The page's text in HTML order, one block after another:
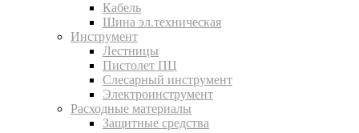
Кабель
Шина эл.техническая
Инструмент
Лестницы
Пистолет ПЦ
Слесарный инструмент
Электроинструмент
Расходные материалы
Защитные средства